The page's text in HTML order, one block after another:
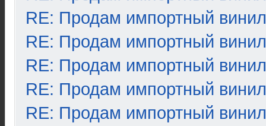
RE: Продам импортный винил
RE: Продам импортный винил
RE: Продам импортный винил
RE: Продам импортный винил
RE: Продам импортный винил